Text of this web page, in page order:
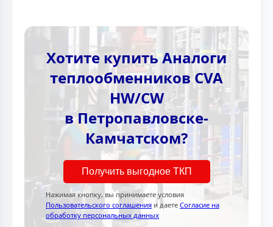
Хотите купить Аналоги
теплообменников CVA
HW/CW
в Петропавловске-
Камчатском?
Получить выгодное ТКП
Нажимая кнопку, вы принимаете условия
Пользовательского соглашения и даете Согласие на
обработку персональных данных